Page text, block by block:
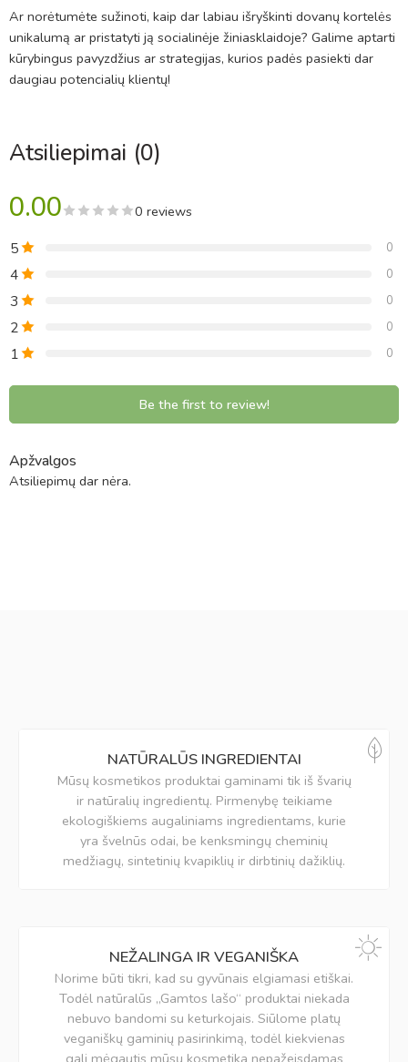
Ar norėtumėte sužinoti, kaip dar labiau išryškinti dovanų kortelės
unikalumą ar pristatyti ją socialinėje žiniasklaidoje? Galime aptarti
kūrybingus pavyzdžius ar strategijas, kurios padės pasiekti dar
daugiau potencialių klientų!
Atsiliepimai (0)
0.00 0 reviews
5 0
4 0
3 0
2 0
1 0
Be the first to review!
Apžvalgos
Atsiliepimų dar nėra.
NATŪRALŪS INGREDIENTAI
Mūsų kosmetikos produktai gaminami tik iš švarių
ir natūralių ingredientų. Pirmenybę teikiame
ekologiškiems augaliniams ingredientams, kurie
yra švelnūs odai, be kenksmingų cheminių
medžiagų, sintetinių kvapiklių ir dirbtinių dažiklių.
NEŽALINGA IR VEGANIŠKA
Norime būti tikri, kad su gyvūnais elgiamasi etiškai.
Todėl natūralūs „Gamtos lašo“ produktai niekada
nebuvo bandomi su keturkojais. Siūlome platų
veganiškų gaminių pasirinkimą, todėl kiekvienas
gali mėgautis mūsų kosmetika nepažeisdamas